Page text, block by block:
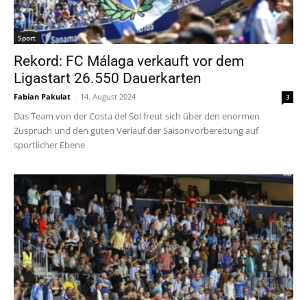
Sport
Rekord: FC Málaga verkauft vor dem
Ligastart 26.550 Dauerkarten
Fabian Pakulat - 14. August 2024 3
Das Team von der Costa del Sol freut sich über den enormen
Zuspruch und den guten Verlauf der Saisonvorbereitung auf
sportlicher Ebene